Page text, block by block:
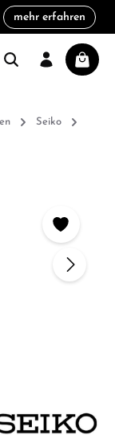
mehr erfahren
Seiko